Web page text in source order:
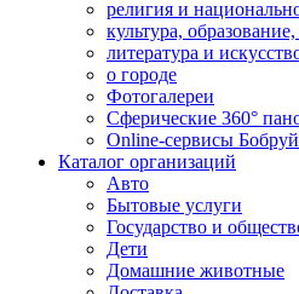
религия и
культура,
литература и
о городе
Фотогалереи
Сферические 360°
Online-сервисы
Каталог организаций
Авто
Бытовые услуги
Государство и
Дети
Домашние животные